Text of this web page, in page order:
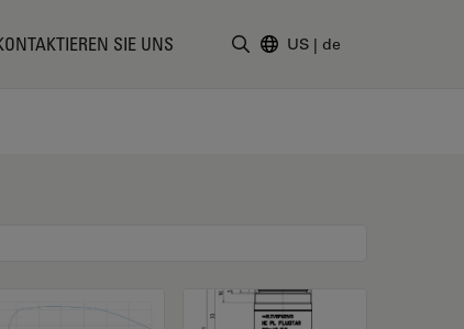
SIE UNS US | de